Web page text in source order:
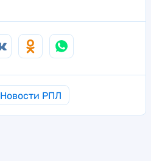
Новости РПЛ